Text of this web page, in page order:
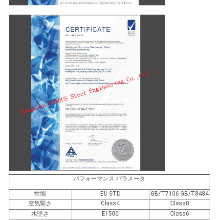
パフォーマンス パラメータ
性能 EU-STD
GB/T7106 GB/T8484
空気堅さ
Class4
Class8
水堅さ
E1500
Class6